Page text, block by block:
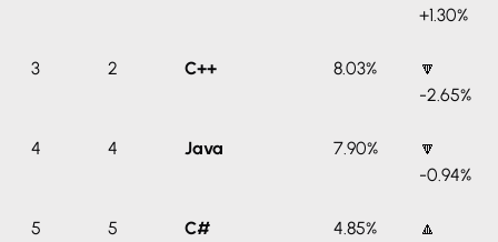
+1.30%
3 2 C++ 8.03%
🔽
-2.65%
4 4 Java 7.90%
🔽
-0.94%
5 5 C# 4.85%
🔼